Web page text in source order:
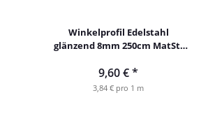
Winkelprofil Edelstahl
glänzend 8mm 250cm MatSt.
9,60 €*
3,84 € pro 1 m